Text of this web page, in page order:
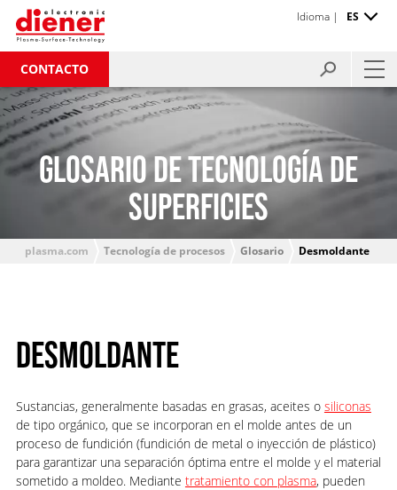
CONTACTO
Idioma | ES
GLOSARIO DE TECNOLOGÍA DE
SUPERFICIES
plasma.com Tecnología de procesos Glosario Desmoldante
DESMOLDANTE
Sustancias, generalmente basadas en grasas, aceites o siliconas
de tipo orgánico, que se incorporan en el molde antes de un
proceso de fundición (fundición de metal o inyección de plástico)
para garantizar una separación óptima entre el molde y el material
sometido a moldeo. Mediante tratamiento con plasma, pueden